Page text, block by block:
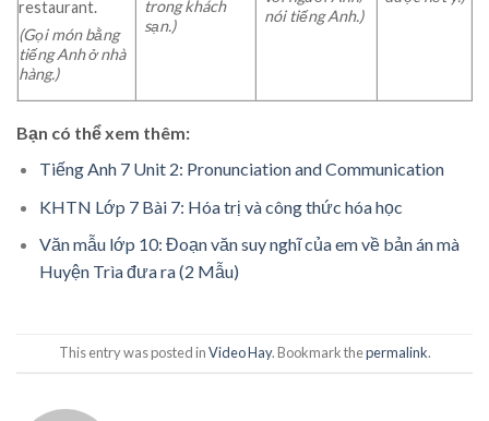
restaurant.
(Gọi món bằng
tiếng Anh ở nhà
hàng.)
trong khách
sạn.)
nói tiếng Anh.)
Bạn có thể xem thêm:
Tiếng Anh 7 Unit 2: Pronunciation and Communication
KHTN Lớp 7 Bài 7: Hóa trị và công thức hóa học
Văn mẫu lớp 10: Đoạn văn suy nghĩ của em về bản án mà
Huyện Trìa đưa ra (2 Mẫu)
This entry was posted inVideo Hay. Bookmark thepermalink.